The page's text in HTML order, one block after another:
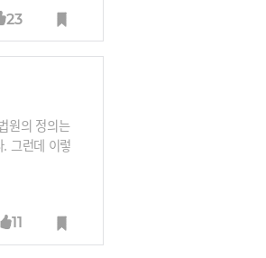
없다. 개미와
며 탐험하는
23
원의 정의는
그런데 이렇
준비해야 할
11